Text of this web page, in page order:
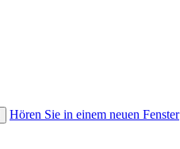
Hören Sie in einem neuen Fenster